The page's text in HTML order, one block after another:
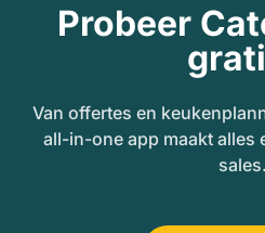
Probeer
Van offertes en
all-in-one app maakt alles
sales.